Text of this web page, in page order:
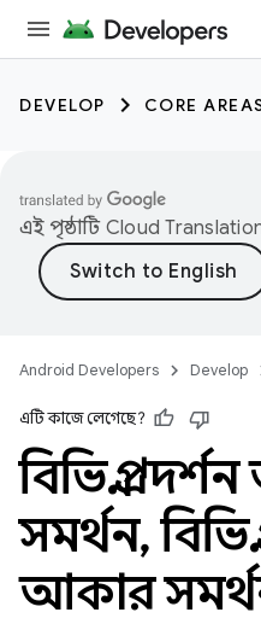
DEVELOP CORE
এই পৃষ্ঠাটি Cloud
Android Developers Develop
এটি কাজে লেগেছে?
বিভিন্ন
সমর্থন,
আকার